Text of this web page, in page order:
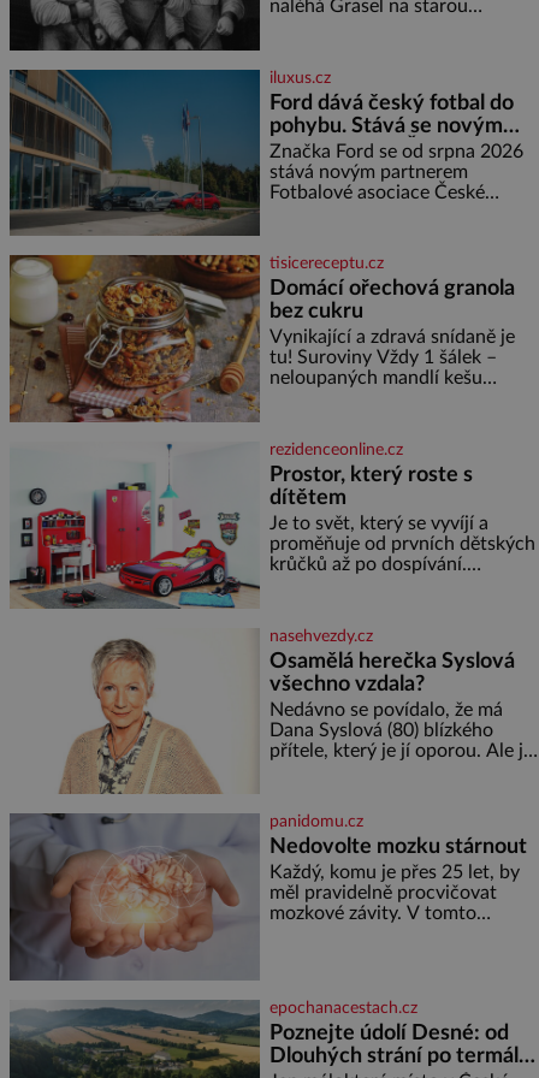
příběh je
naléhá Grasel na starou
nemůže, protože žádné nemá,
spokojí se lupič s několika
měďáky a štůčky látky. Zraněná
žena pár dní nato umírá. Je to
muž nebývale krutý. Jeho činy
budí hrůzu ještě dlouho po jeho
smrti
iluxus.cz
Ford dává český fotbal do
pohybu. Stává se novým
partnerem FAČR
Značka Ford se od srpna 2026
stává novým partnerem
Fotbalové asociace České
asociace, reprezentačních týmů
i českého fotbalu v regionech.
Partner
tisicereceptu.cz
Domácí ořechová granola
bez cukru
Vynikající a zdravá snídaně je
tu! Suroviny Vždy 1 šálek –
neloupaných mandlí kešu
semínek dýně rozinek 3 šálky
ovesných vloček 1 lžíce mlet
rezidenceonline.cz
Prostor, který roste s
dítětem
Je to svět, který se vyvíjí a
proměňuje od prvních dětských
krůčků až po dospívání.
soustředění i odpočinek a
reaguje na každou etapu života
a specifické potřeby dítěte. Pro
nejmenší je klíčová
jednoduchost, měkkost a
bezpečí, proto by pokoj
miminka měl působit především
nasehvezdy.cz
Osamělá herečka Syslová
všechno vzdala?
Nedávno se povídalo, že má
Dana Syslová (80) blízkého
přítele, který je jí oporou. Ale je
častěji mluví o svém odchodu.
Dohnala ji snad samota? Půs
panidomu.cz
Nedovolte mozku stárnout
Každý, komu je přes 25 let, by
měl pravidelně procvičovat
mozkové závity. V tomto
jméno kolegy z práce. Nebo
marně v paměti lovíte název
knížky, kterou jste nedávno
přečetli. Je to opravdu tak, s
epochanacestach.cz
Poznejte údolí Desné: od
Dlouhých strání po termální